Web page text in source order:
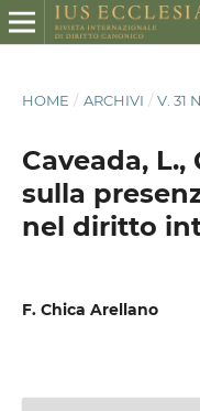
HOME / ARCHIVI / V. 31
Caveada,
sulla
nel diritto
F. Chica Arellano